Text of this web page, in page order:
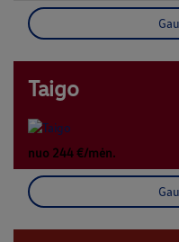
Taigo
nuo 244 €/mėn.